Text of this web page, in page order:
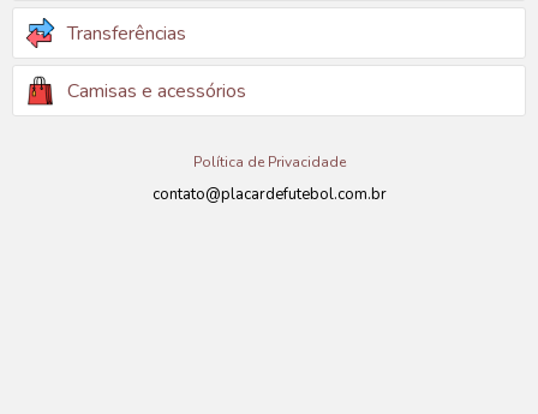
Transferências
Camisas e acessórios
Política de Privacidade
contato@placardefutebol.com.br